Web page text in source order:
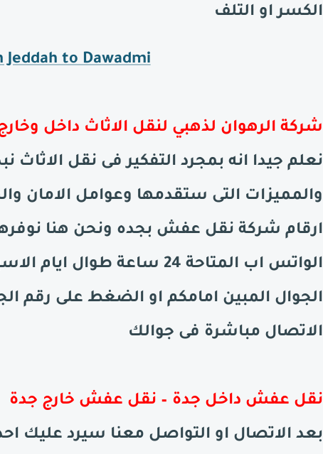
الكسر او التلف
to Dawadmi
شركة الرهوان لذهبي لنقل الاثاث داخل
نعلم جيدا انه بمجرد التفكير فى نقل
والمميزات التى ستقدمها وعوامل الامان
ارقام شركة نقل عفش بجده ونحن هنا
الواتس اب المتاحة 24 ساعة
الجوال المبين امامكم او الضغط على رقم
الاتصال مباشرة فى جوالك
نقل عفش داخل جدة – نقل عفش خارج جدة
بعد الاتصال او التواصل معنا سيرد عليك